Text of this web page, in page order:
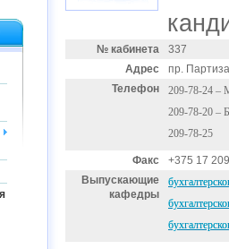
№ кабинета
337
Адрес
пр.
Телефон
209-78-24 –
209-78-20 –
209-78-25
Факс
+375 17
Выпускающие
кафедры